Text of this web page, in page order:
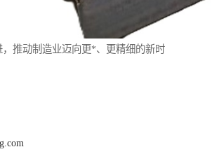
推动制造业迈向更*、更精细的新时